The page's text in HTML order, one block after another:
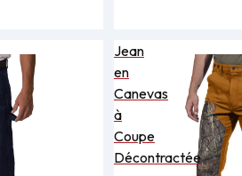
Jean
en
Canevas
à
Coupe
Décontractée